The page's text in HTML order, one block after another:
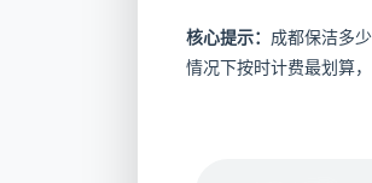
核心提示： 成都保洁多
情况下按时计费最划算